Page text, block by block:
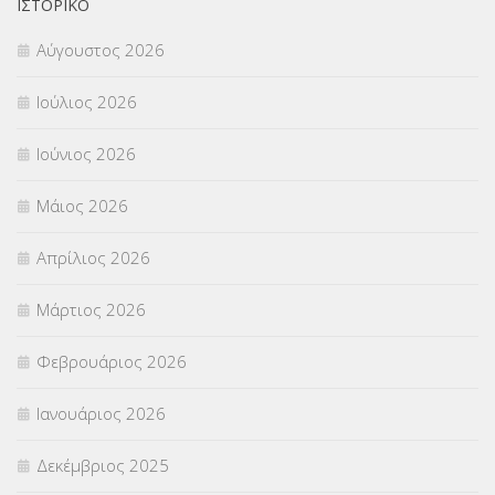
Π.Ε.Κ. ΗΡΑΚΛΕΙΟΥ
ΠΑΝΕΛΛΑΔΙΚΕΣ ΕΞΕΤΑΣΕΙΣ
ΠΡΟΚΗΡΥΞΕΙΣ
ΣΕΜΙΝΑΡΙΑ – ΗΜΕΡΙΔΕΣ
ΣΕΠ(50)
ΣΤΕΛΕΧΗ (360)
ΣΥΜΒΟΥΛΕΥΤΙΚΟΣ ΣΤΑΘΜΟΣ ΝΕΩΝ
ΣΥΝΤΑΞΕΙΣ(12)
ΣΧΟΛΙΚΟΙ ΣΥΜΒΟΥΛΟΙ
ΙΣΤΟΡΙΚΌ
Αύγουστος 2026
Ιούλιος 2026
Ιούνιος 2026
Μάιος 2026
Απρίλιος 2026
Μάρτιος 2026
Φεβρουάριος 2026
Ιανουάριος 2026
Δεκέμβριος 2025